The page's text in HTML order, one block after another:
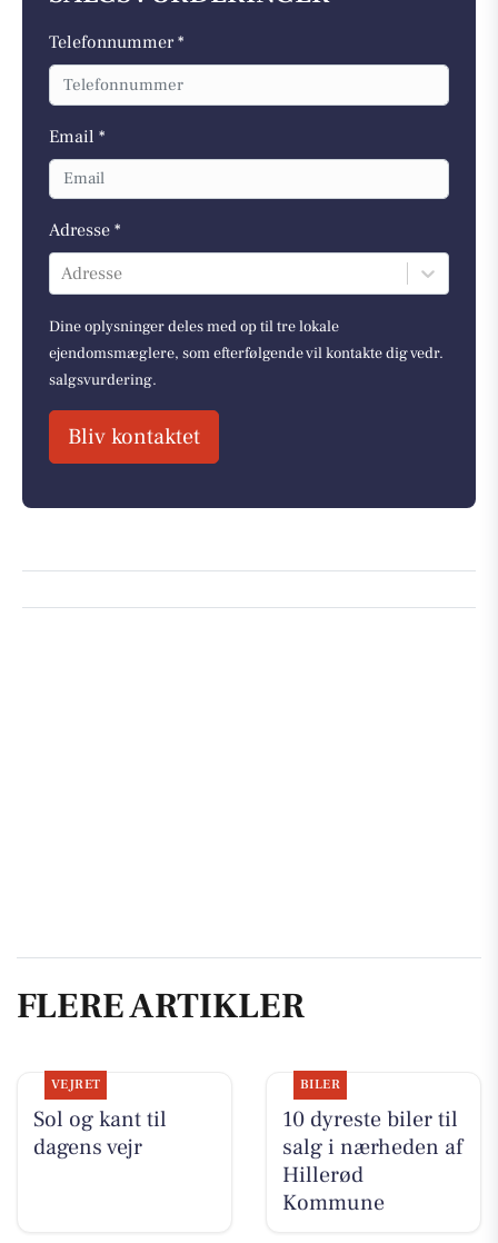
Telefonnummer *
Email *
Adresse *
Adresse
Dine oplysninger deles med op til tre lokale
ejendomsmæglere, som efterfølgende vil kontakte dig vedr.
salgsvurdering.
Bliv kontaktet
FLERE ARTIKLER
VEJRET
Sol og kant til
dagens vejr
BILER
10 dyreste biler til
salg i nærheden af
Hillerød
Kommune